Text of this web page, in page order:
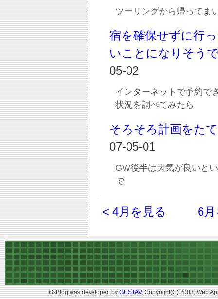
ツーリングから帰ってま
宿を確保せずに行
いことになりそう
05-02
インターネットで予約で
状況を調べてみたら
そろそろ計画をた
07-05-01
GW後半は天気が良いと
で
< 4月を見る 6
GsBlog was developed byGUSTAV, Copyright(C) 2003, Web